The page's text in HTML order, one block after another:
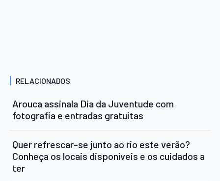
RELACIONADOS
Arouca assinala Dia da Juventude com
fotografia e entradas gratuitas
Quer refrescar-se junto ao rio este verão?
Conheça os locais disponíveis e os cuidados a
ter